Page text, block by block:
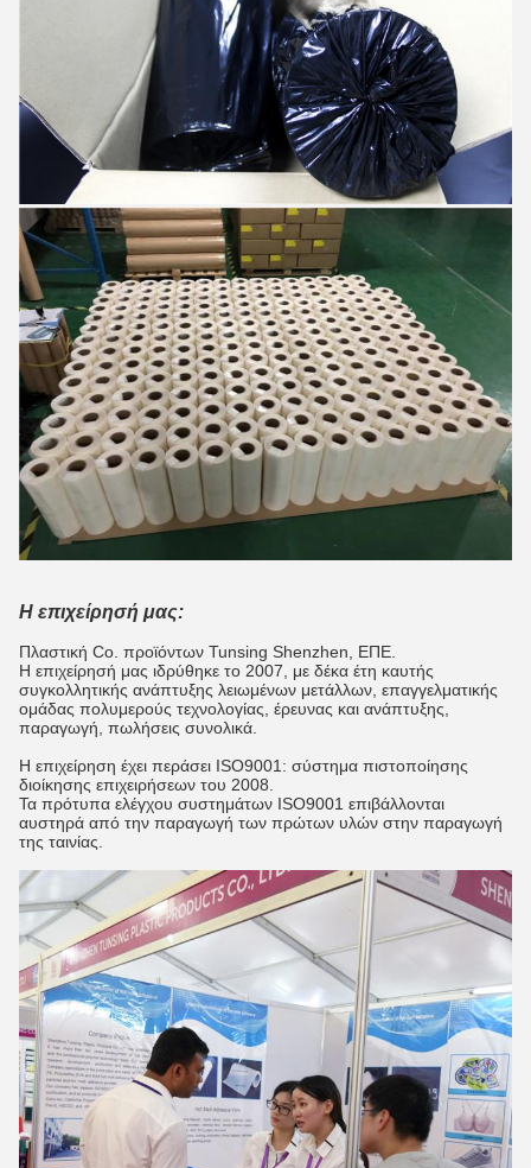
Η επιχείρησή μας:
Πλαστική Co. προϊόντων Tunsing Shenzhen, ΕΠΕ.
Η επιχείρησή μας ιδρύθηκε το 2007, με δέκα έτη καυτής
συγκολλητικής ανάπτυξης λειωμένων μετάλλων, επαγγελματικής
ομάδας πολυμερούς τεχνολογίας, έρευνας και ανάπτυξης,
παραγωγή, πωλήσεις συνολικά.
Η επιχείρηση έχει περάσει ISO9001: σύστημα πιστοποίησης
διοίκησης επιχειρήσεων του 2008.
Τα πρότυπα ελέγχου συστημάτων ISO9001 επιβάλλονται
αυστηρά από την παραγωγή των πρώτων υλών στην παραγωγή
της ταινίας.